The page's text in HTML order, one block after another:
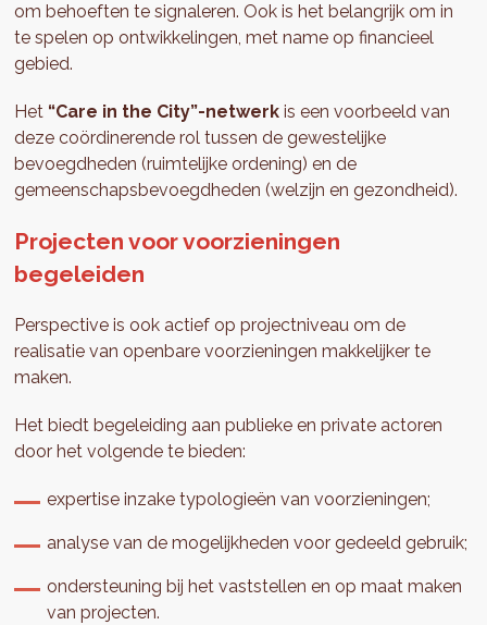
om behoeften te signaleren. Ook is het belangrijk om in
te spelen op ontwikkelingen, met name op financieel
gebied.
Het “Care in the City”-netwerk is een voorbeeld van
deze coördinerende rol tussen de gewestelijke
bevoegdheden (ruimtelijke ordening) en de
gemeenschapsbevoegdheden (welzijn en gezondheid).
Projecten voor voorzieningen
begeleiden
Perspective is ook actief op projectniveau om de
realisatie van openbare voorzieningen makkelijker te
maken.
Het biedt begeleiding aan publieke en private actoren
door het volgende te bieden:
expertise inzake typologieën van voorzieningen;
analyse van de mogelijkheden voor gedeeld gebruik;
ondersteuning bij het vaststellen en op maat maken
van projecten.